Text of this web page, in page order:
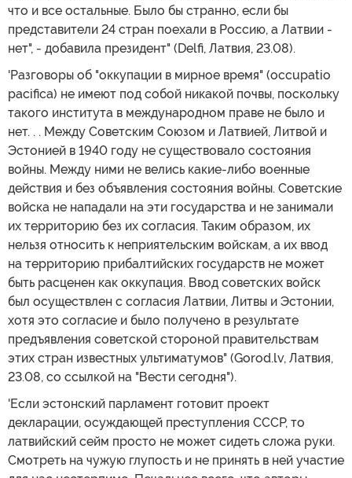
что и все остальные. Было бы странно, если бы
представители 24 стран поехали в Россию, а Латвии -
нет", - добавила президент" (Delfi, Латвия, 23.08).
'Разговоры об "оккупации в мирное время" (occupatio
pacifica) не имеют под собой никакой почвы, поскольку
такого института в международном праве не было и
нет. . . Между Советским Союзом и Латвией, Литвой и
Эстонией в 1940 году не существовало состояния
войны. Между ними не велись какие-либо военные
действия и без объявления состояния войны. Советские
войска не нападали на эти государства и не занимали
их территорию без их согласия. Таким образом, их
нельзя относить к неприятельским войскам, а их ввод
на территорию прибалтийских государств не может
быть расценен как оккупация. Ввод советских войск
был осуществлен с согласия Латвии, Литвы и Эстонии,
хотя это согласие и было получено в результате
предъявления советской стороной правительствам
этих стран известных ультиматумов" (Gorod.lv, Латвия,
23.08, со ссылкой на "Вести сегодня").
'Если эстонский парламент готовит проект
декларации, осуждающей преступления СССР, то
латвийский сейм просто не может сидеть сложа руки.
Смотреть на чужую глупость и не принять в ней участие